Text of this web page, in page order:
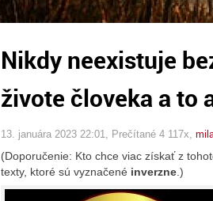
Nikdy neexistuje
živote človeka a to
13. januára 2023 22:01 , Prečítané 4 117x,
(Doporučenie: Kto chce viac získať z
texty, ktoré sú vyznačené inverzne .)